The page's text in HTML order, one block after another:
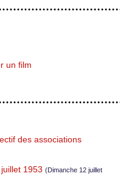
un film
des associations
1953 (Dimanche 12 juillet